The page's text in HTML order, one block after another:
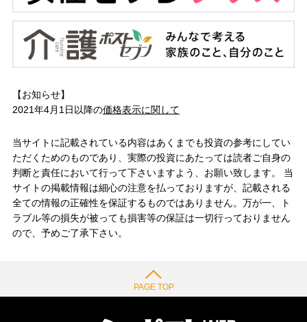
【お知らせ】
2021年4月1日以降の価格表示に関して
当サイトに記載されている内容はあくまでも投資の参考にしてい
ただくためのものであり、実際の投資にあたっては読者ご自身の
判断と責任において行って下さいますよう、お願い致します。 当
サイトの掲載情報は細心の注意を払っておりますが、記載される
全ての情報の正確性を保証するものではありません。万が一、ト
ラブル等の損失が被っても損害等の保証は一切行っておりません
ので、予めご了承下さい。
PAGE TOP